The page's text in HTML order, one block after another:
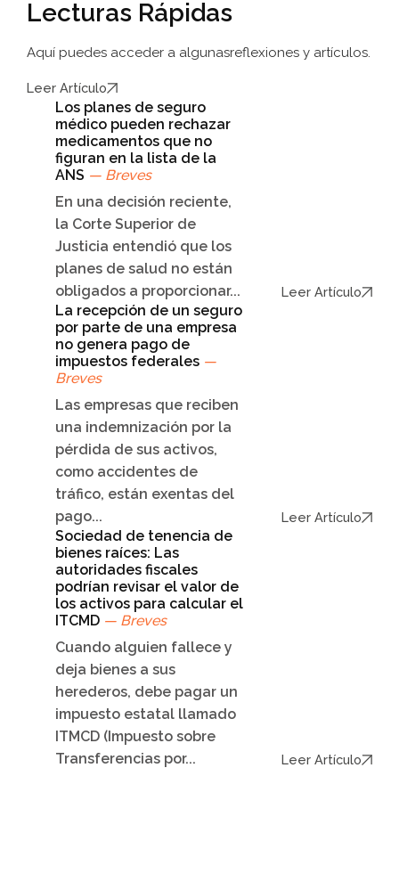
Lecturas Rápidas
Aquí puedes acceder a algunasreflexiones y artículos.
Leer Artículo
Los planes de seguro
médico pueden rechazar
medicamentos que no
figuran en la lista de la
ANS — Breves
En una decisión reciente,
la Corte Superior de
Justicia entendió que los
planes de salud no están
obligados a proporcionar...
Leer Artículo
La recepción de un seguro
por parte de una empresa
no genera pago de
impuestos federales —
Breves
Las empresas que reciben
una indemnización por la
pérdida de sus activos,
como accidentes de
tráfico, están exentas del
pago...
Leer Artículo
Sociedad de tenencia de
bienes raíces: Las
autoridades fiscales
podrían revisar el valor de
los activos para calcular el
ITCMD — Breves
Cuando alguien fallece y
deja bienes a sus
herederos, debe pagar un
impuesto estatal llamado
ITMCD (Impuesto sobre
Transferencias por...
Leer Artículo